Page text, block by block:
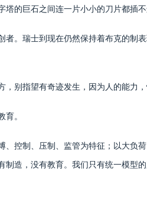
的巨石之间连一片小小的刀片都插
。瑞士到现在仍然保持着布克的制
指望有奇迹发生，因为人的能力，
。
控制、压制、监管为特征；以大负
造，没有教育。我们只有统一模型